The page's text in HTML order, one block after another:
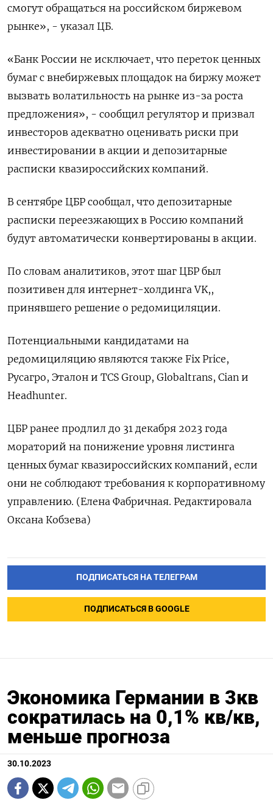
смогут обращаться на российском биржевом
рынке», - указал ЦБ.
«Банк России не исключает, что переток ценных
бумаг с внебиржевых площадок на биржу может
вызвать волатильность на рынке из-за роста
предложения», - сообщил регулятор и призвал
инвесторов адекватно оценивать риски при
инвестировании в акции и депозитарные
расписки квазироссийских компаний.
В сентябре ЦБР сообщал, что депозитарные
расписки переезжающих в Россию компаний
будут автоматически конвертированы в акции.
По словам аналитиков, этот шаг ЦБР был
позитивен для интернет-холдинга VK,,
принявшего решение о редомициляции.
Потенциальными кандидатами на
редомициляцию являются также Fix Price,
Русагро, Эталон и TCS Group, Globaltrans, Cian и
Headhunter.
ЦБР ранее продлил до 31 декабря 2023 года
мораторий на понижение уровня листинга
ценных бумаг квазироссийских компаний, если
они не соблюдают требования к корпоративному
управлению. (Елена Фабричная. Редактировала
Оксана Кобзева)
ПОДПИСАТЬСЯ НА ТЕЛЕГРАМ
ПОДПИСАТЬСЯ В GOOGLE
Экономика Германии в 3кв​
сократилась на 0,1%​​​​​​​​​​​​ кв/кв,
меньше прогноза
30.10.2023